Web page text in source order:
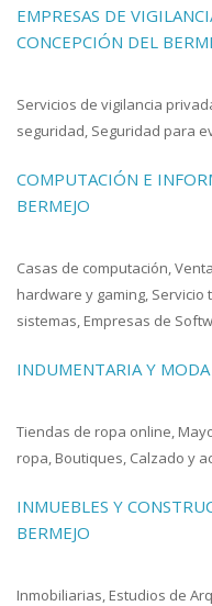
EMPRESAS DE
CONCEPCIÓN DEL
Servicios de vigilancia
seguridad, Seguridad para
COMPUTACIÓN E
BERMEJO
Casas de computación,
hardware y gaming, Servicio
sistemas, Empresas de
INDUMENTARIA Y
Tiendas de ropa online,
ropa, Boutiques, Calzado y
INMUEBLES Y
BERMEJO
Inmobiliarias, Estudios de